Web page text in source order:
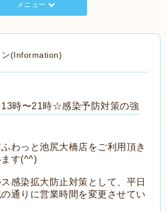
メニュー
ン(Information)
時〜21時☆感染予防対策の強
わっと池尻大橋店をご利用頂き
す(^^)
感染拡大防止対策として、平日
通りに営業時間を変更させてい